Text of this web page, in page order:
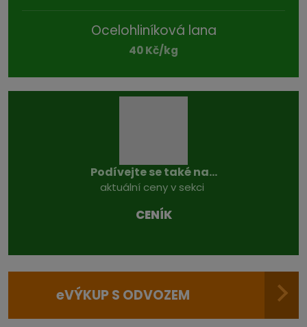
Ocelohliníková lana
40 Kč/kg
Podívejte se také na...
aktuální ceny v sekci
CENÍK
eVÝKUP S ODVOZEM